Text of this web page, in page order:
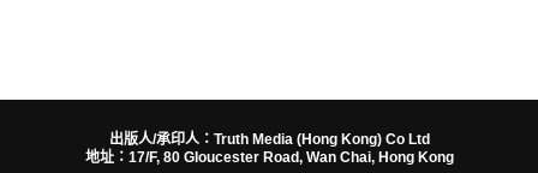
出版人/承印人：Truth Media (Hong Kong) Co Ltd
地址：17/F, 80 Gloucester Road, Wan Chai, Hong Kong